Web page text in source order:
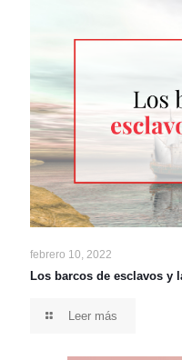
febrero 10, 2022
Los barcos de esclavos y
Leer más